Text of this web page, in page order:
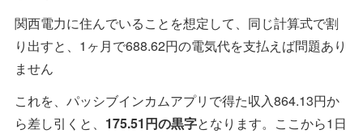
関西電力に住んでいることを想定して、同じ計算式で割
り出すと、1ヶ月で688.62円の電気代を支払えば問題あり
ません
これを、パッシブインカムアプリで得た収入864.13円か
ら差し引くと、 175.51円の黒字となります。ここから1日